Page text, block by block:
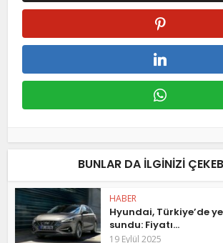
BUNLAR DA ILGINIZI
HABER
Hyundai, Türkiye’de
sundu: Fiyatı...
19 Eylül 2025